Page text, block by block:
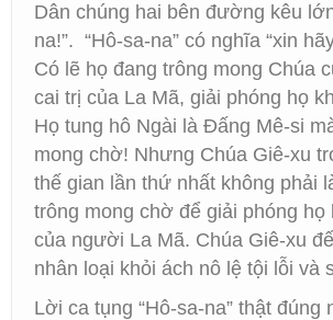
Dân chúng hai bên đường kêu
na!”. “Hô-sa-na” có nghĩa “xin
Có lẽ họ đang trông mong Chúa
cai trị của La Mã, giải phóng họ
Họ tung hô Ngài là Đấng Mê-si
mong chờ! Nhưng Chúa Giê-xu
thế gian lần thứ nhất không phải
trông mong chờ để giải phóng họ
của người La Mã. Chúa Giê-xu
nhân loại khỏi ách nô lệ tội lỗi và
Lời ca tụng “Hô-sa-na” thật